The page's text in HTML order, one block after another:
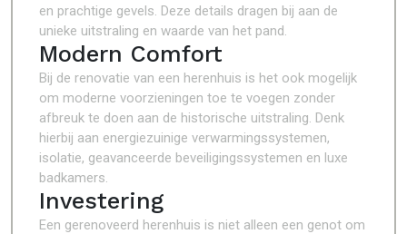
en prachtige gevels. Deze details dragen bij aan de
unieke uitstraling en waarde van het pand.
Modern Comfort
Bij de renovatie van een herenhuis is het ook mogelijk
om moderne voorzieningen toe te voegen zonder
afbreuk te doen aan de historische uitstraling. Denk
hierbij aan energiezuinige verwarmingssystemen,
isolatie, geavanceerde beveiligingssystemen en luxe
badkamers.
Investering
Een gerenoveerd herenhuis is niet alleen een genot om